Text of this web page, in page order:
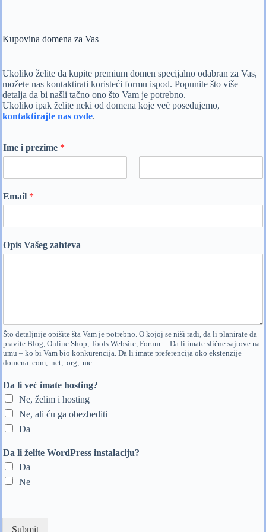
Kupovina domena za Vas
Ukoliko želite da kupite premium domen specijalno odabran za Vas,
možete nas kontaktirati koristeći formu ispod. Popunite što više
detalja da bi našli tačno ono što Vam je potrebno.
Ukoliko ipak želite neki od domena koje več posedujemo,
kontaktirajte nas ovde.
Ime i prezime *
i
r
Email *
Opis Vašeg zahteva
Što detaljnije opišite šta Vam je potrebno. O kojoj se niši radi, da li planirate da
pravite Blog, Online Shop, Tools Website, Forum… Da li imate slične sajtove na
umu – ko bi Vam bio konkurencija. Da li imate preferencija oko ekstenzije
domena .com, .net, .org, .me
Da li već imate hosting?
Ne, želim i hosting
Ne, ali ću ga obezbediti
Da
Da li želite WordPress instalaciju?
Da
Ne
Submit